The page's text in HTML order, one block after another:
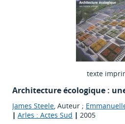
texte
Architecture écologique :
James Steele, Auteur ;
| Arles : Actes Sud | 2005